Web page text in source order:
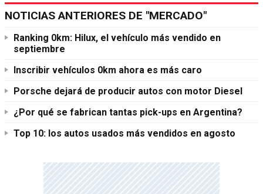
NOTICIAS ANTERIORES DE "MERCADO"
Ranking 0km: Hilux, el vehículo más vendido en
septiembre
Inscribir vehículos 0km ahora es más caro
Porsche dejará de producir autos con motor Diesel
¿Por qué se fabrican tantas pick-ups en Argentina?
Top 10: los autos usados más vendidos en agosto